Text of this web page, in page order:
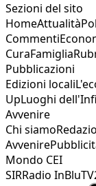
Sezioni del sito
HomeAttualità
Commenti
CuraFamiglia
Pubblicazioni
Edizioni locali
UpLuoghi
Avvenire
Chi siamo
Avvenire
Mondo CEI
SIRRadio InBlu